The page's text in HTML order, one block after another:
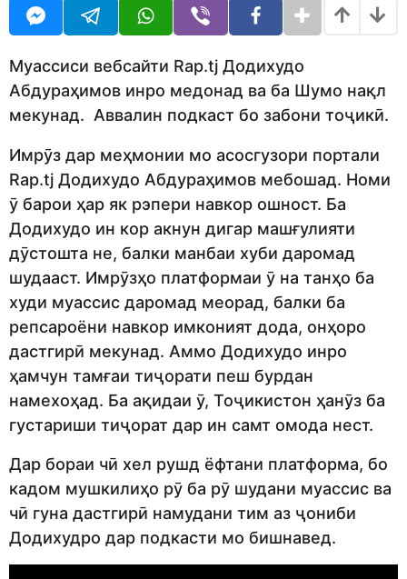
R
g
Муассиси вебсайти Rap.tj Додихудо
Абдураҳимов инро медонад ва ба Шумо нақл
мекунад. Аввалин подкаст бо забони тоҷикӣ.
Имрӯз дар меҳмонии мо асосгузори портали
Rap.tj Додихудо Абдураҳимов мебошад. Номи
ӯ барои ҳар як рэпери навкор ошност. Ба
Додихудо ин кор акнун дигар машғулияти
дӯстошта не, балки манбаи хуби даромад
шудааст. Имрӯзҳо платформаи ӯ на танҳо ба
худи муассис даромад меорад, балки ба
репсароёни навкор имконият дода, онҳоро
дастгирӣ мекунад. Аммо Додихудо инро
ҳамчун тамғаи тиҷорати пеш бурдан
намехоҳад. Ба ақидаи ӯ, Тоҷикистон ҳанӯз ба
густариши тиҷорат дар ин самт омода нест.
Дар бораи чӣ хел рушд ёфтани платформа, бо
кадом мушкилиҳо рӯ ба рӯ шудани муассис ва
чӣ гуна дастгирӣ намудани тим аз ҷониби
Додихудро дар подкасти мо бишнавед.